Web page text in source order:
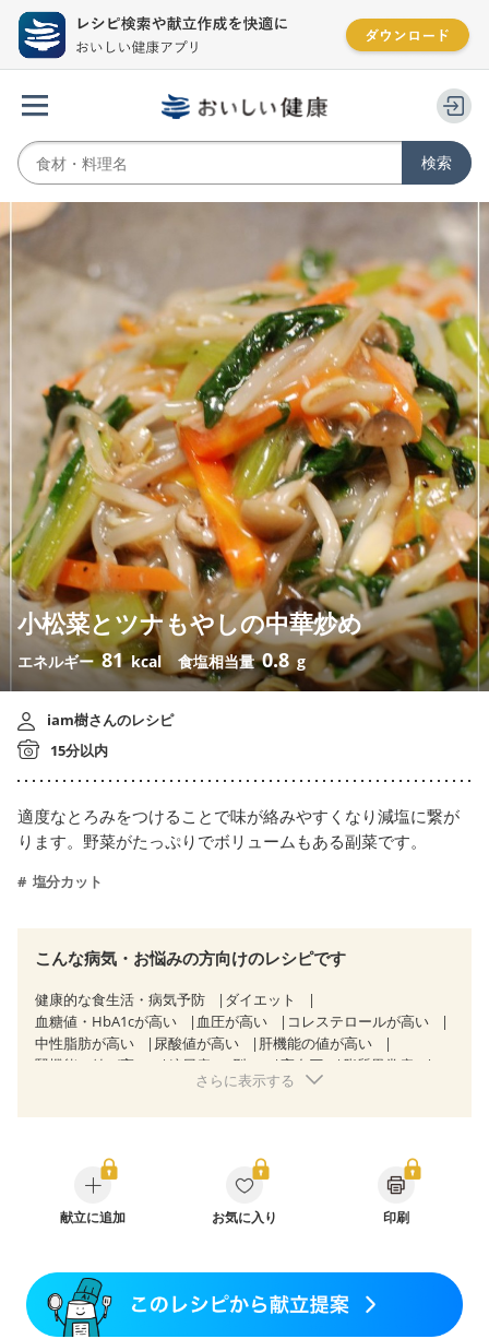
小松菜とツナもやしの中華炒め
エネルギー81 kcal 食塩相当量0.8 g
iam樹さんのレシピ
15分以内
適度なとろみをつけることで味が絡みやすくなり減塩に繋が
ります。野菜がたっぷりでボリュームもある副菜です。
塩分カット
こんな病気・お悩みの方向けのレシピです
健康的な食生活・病気予防
ダイエット
血糖値・HbA1cが高い
血圧が高い
コレステロールが高い
中性脂肪が高い
尿酸値が高い
肝機能の値が高い
腎機能の値が高い
糖尿病（2型） 高血圧
脂質異常症
胆石症
慢性膵炎（移行期・寛解期）
乳がん（放射線治療中）
乳がん治療を終えた方・経過観察中の方など
妊娠中(初期)
妊婦健診・体重増加が気になる（初期）
妊娠糖尿病(初期)
産後（ミルク）
骨粗しょう症
関節リウマチ
フレイル（年齢に合わせた体作り）
さらに表示する
献立に追加 お気に入り 印刷